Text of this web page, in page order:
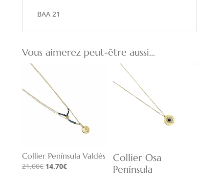
BAA 21
Vous aimerez peut-être aussi…
Collier Península Valdés
21,00€ Le
14,70€Le
Collier Osa
Península